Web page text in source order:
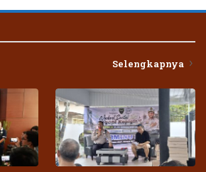
Selengkapnya